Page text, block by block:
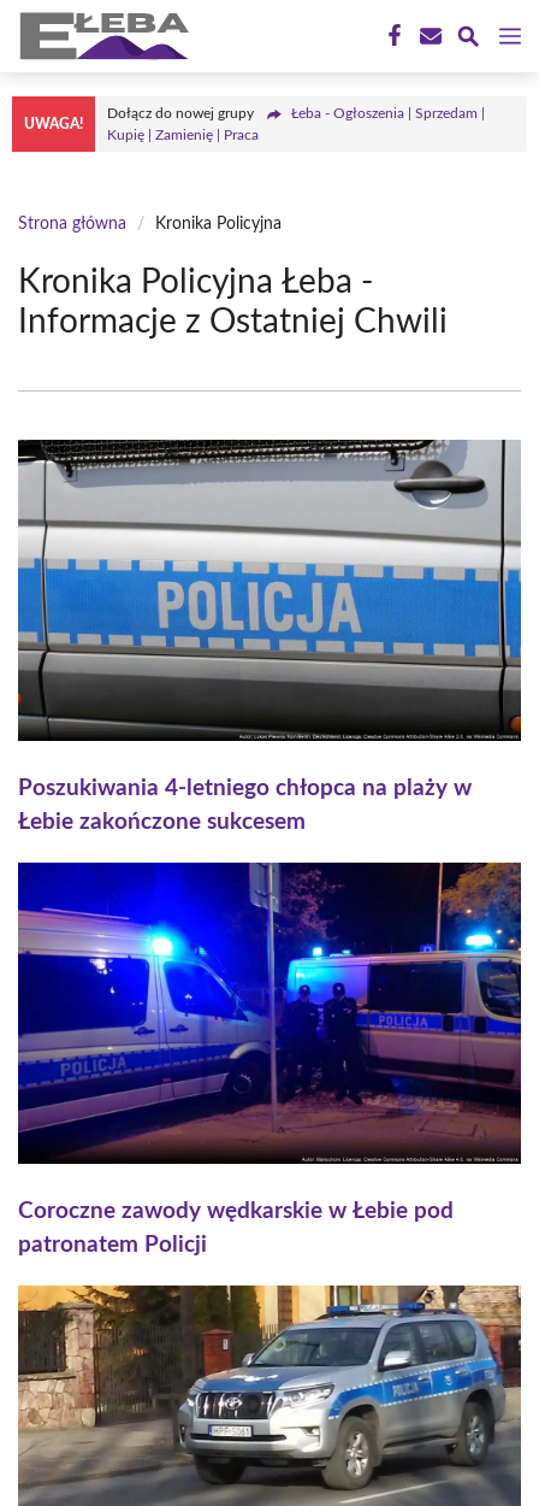
Przejdź
treści
UWAGA!
Dołącz do nowej grupy
Łeba - Ogłoszenia | Sprzedam |
Kupię | Zamienię | Praca
Strona główna / Kronika Policyjna
Kronika Policyjna Łeba -
Informacje z Ostatniej Chwili
Poszukiwania 4-letniego chłopca na plaży w
Łebie zakończone sukcesem
Coroczne zawody wędkarskie w Łebie pod
patronatem Policji